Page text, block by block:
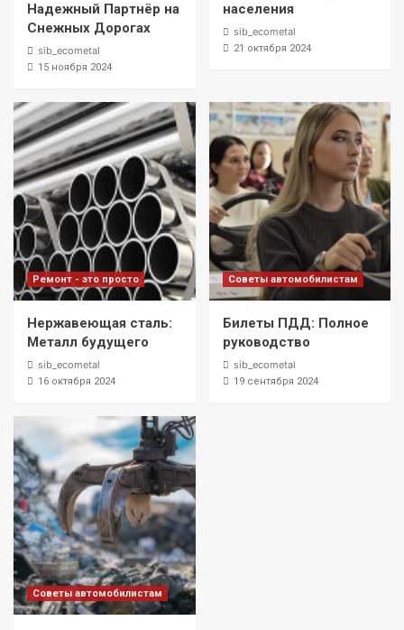
Надежный Партнёр на
Снежных Дорогах
sib_ecometal
15 ноября 2024
населения
sib_ecometal
21 октября 2024
Ремонт - это просто
Нержавеющая сталь:
Металл будущего
sib_ecometal
16 октября 2024
Советы автомобилистам
Билеты ПДД: Полное
руководство
sib_ecometal
19 сентября 2024
Советы автомобилистам